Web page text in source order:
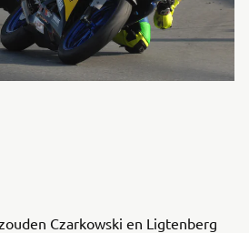
Czarkowski en Ligtenberg